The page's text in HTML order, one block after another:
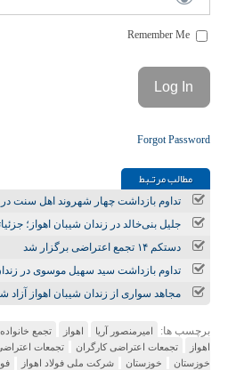
Forgot Password
مطالب مرتـبط
تداوم بازداشت چهار شهروند اهل سنت در
جلیل بنی‌خالد در زندان شیبان اهواز؛
دستکم ۱۴ تجمع اعتراضی برگزار شد
تداوم بازداشت سید سهیل موسوی در
مجاهد سواری از زندان شیبان اهواز آزاد
برچسب ها: امیرمنصور آریا اهواز
تجمع
اهواز
تجمعات اعتراضی کارگران
تجمعات
خوزستان
خوزستان شرکت ملی فولاد اهواز